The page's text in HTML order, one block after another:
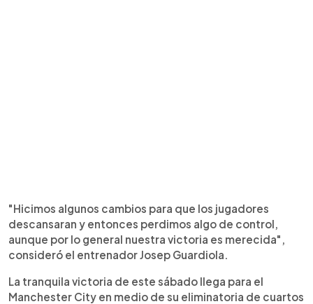
"Hicimos algunos cambios para que los jugadores
descansaran y entonces perdimos algo de control,
aunque por lo general nuestra victoria es merecida",
consideró el entrenador Josep Guardiola.
La tranquila victoria de este sábado llega para el
Manchester City en medio de su eliminatoria de cuartos